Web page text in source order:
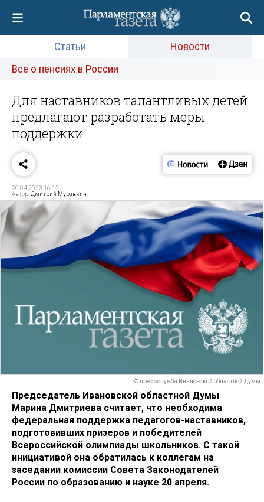
Статьи
Новости
Все о пенсиях в России
Для наставников талантливых детей
предлагают разработать меры
поддержки
20.04.2023 16:12
Автор: Дмитрий Муравкин
© пресс-служба Ивановской областной Думы
Председатель Ивановской областной Думы
Марина Дмитриева считает, что необходима
федеральная поддержка педагогов-наставников,
подготовивших призеров и победителей
Всероссийской олимпиады школьников. С такой
инициативой она обратилась к коллегам на
заседании комиссии Совета Законодателей
России по образованию и науке 20 апреля.